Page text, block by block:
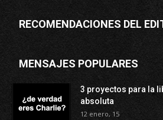
RECOMENDACIONES DEL
MENSAJES POPULARES
3 proyectos para la
absoluta
12 enero, 15